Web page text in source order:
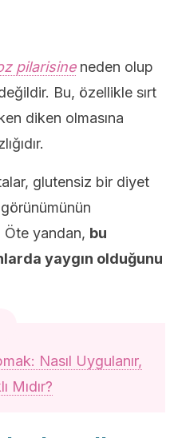
pilarisineneden olup
Bu, özellikle sırt
diken olmasına
glutensiz bir diyet
yandan, bu
yaygın olduğunu
Nasıl Uygulanır,
Mıdır?